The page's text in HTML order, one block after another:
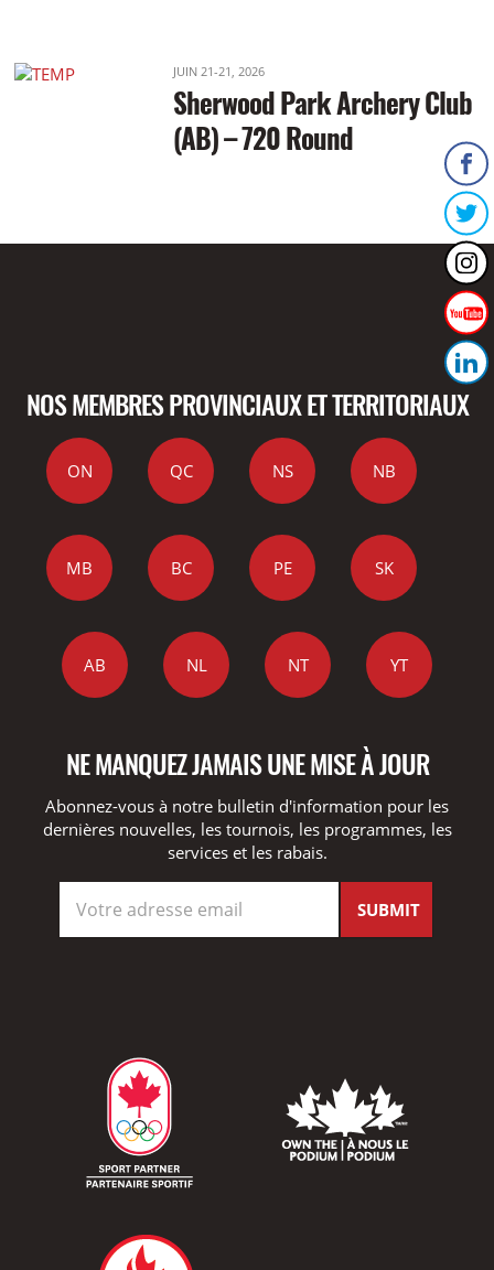
JUIN 21-21, 2026
Sherwood Park Archery Club
(AB) – 720 Round
NOS MEMBRES PROVINCIAUX ET TERRITORIAUX
ON QC NS NB
MB BC PE SK
AB NL NT YT
NE MANQUEZ JAMAIS UNE MISE À JOUR
Abonnez-vous à notre bulletin d'information pour les
dernières nouvelles, les tournois, les programmes, les
services et les rabais.